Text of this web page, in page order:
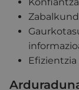
Efizientzia